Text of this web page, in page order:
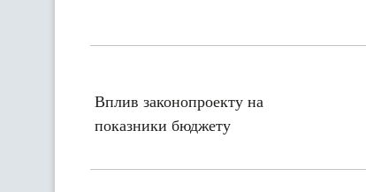
Вплив законопроекту на
показники бюджету